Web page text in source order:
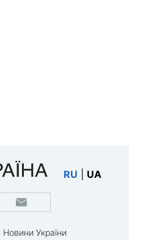
RU UA
Новини України